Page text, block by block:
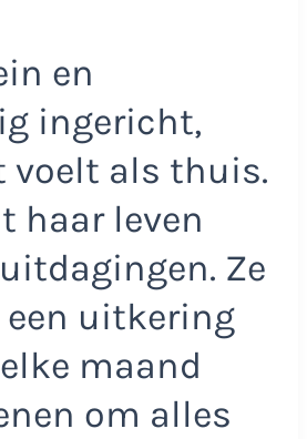
en
ingericht,
voelt als thuis.
haar leven
Ze
uitkering
maand
om alles